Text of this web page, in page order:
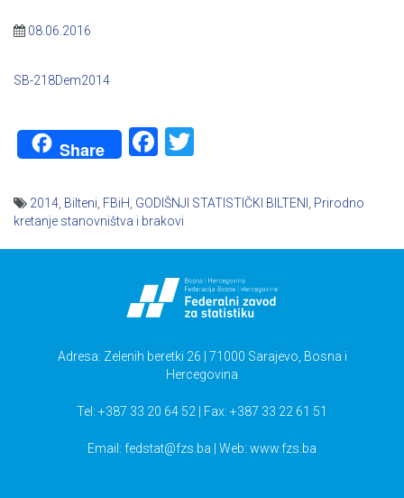
08.06.2016
SB-218Dem2014
Share Facebook
2014 Bilteni FBiH GODIŠNJI STATISTIČKI BILTENI
Prirodno
kretanje stanovništva i brakovi
Adresa: Zelenih beretki 26 | 71000 Sarajevo, Bosna i
Hercegovina
Tel: +387 33 20 64 52 | Fax: +387 33 22 61 51
Email: fedstat@fzs.ba | Web: www.fzs.ba